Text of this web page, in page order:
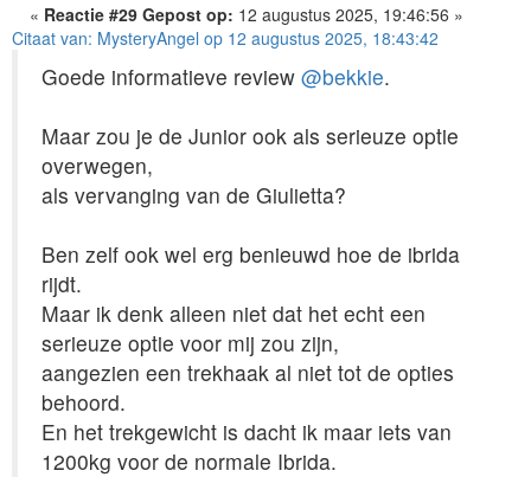
« Reactie #29 Gepost op: 12 augustus 2025, 19:46:56 »
Citaat van: MysteryAngel op 12 augustus 2025, 18:43:42
Goede informatieve review @bekkie.
Maar zou je de Junior ook als serieuze optie
overwegen,
als vervanging van de Giulietta?
Ben zelf ook wel erg benieuwd hoe de ibrida
rijdt.
Maar ik denk alleen niet dat het echt een
serieuze optie voor mij zou zijn,
aangezien een trekhaak al niet tot de opties
behoord.
En het trekgewicht is dacht ik maar iets van
1200kg voor de normale Ibrida.